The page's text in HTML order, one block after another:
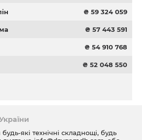
₴ 59 324 059
₴ 57 443 591
₴ 54 910 768
₴ 52 048 550
які технічні складнощі, будь